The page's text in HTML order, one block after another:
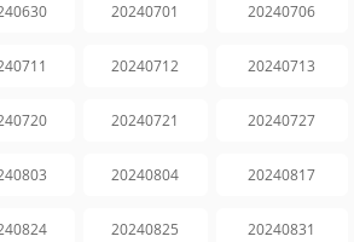
20240701 20240706
20240712 20240713
20240721 20240727
20240804 20240817
20240825 20240831